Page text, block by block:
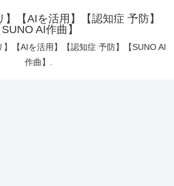
】【AIを活用】【認知症 予防】
SUNO AI作曲】
【AIを活用】【認知症 予防】【SUNO AI
作曲】.